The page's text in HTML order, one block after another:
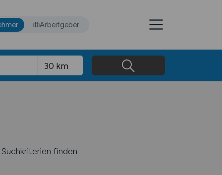
Arbeitgeber
finden: